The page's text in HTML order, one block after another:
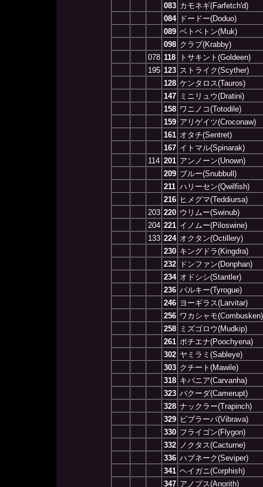
083 カモネギ(Farfetch'd)
084
ドードー(Doduo)
089 ベトベトン(Muk)
098 クラブ(Krabby)
078 118
トサキント(Goldeen)
195 123 ストライク(Scyther)
128 ケンタロス(Tauros)
147
ミニリュウ(Dratini)
158 ワニノコ(Totodile)
159 アリゲイツ(Croconaw)
161 オタチ(Sentret)
167 イトマル(Spinarak)
114 201 アンノーン(Unown)
209 ブルー(Snubbull)
211 ハリーセン(Qwilfish)
216 ヒメグマ(Teddiursa)
203 220 ウリムー(Swinub)
204 221 イノムー(Piloswine)
133 224 オクタン(Octillery)
230 キングドラ(Kingdra)
232
ドンファン(Donphan)
234 オドシシ(Stantler)
236 バルキー(Tyrogue)
246 ヨーギラス(Larvitar)
256 ワカシャモ(Combusken)
258
ミズゴロウ(Mudkip)
261 ポチエナ(Poochyena)
302 ヤミラミ(Sableye)
303 クチート(Mawile)
318 キバニア(Carvanha)
323 バクーダ(Camerupt)
328 ナックラー(Trapinch)
329 ビブラーバ(Vibrava)
330 フライゴン(Flygon)
332
ノクタス(Cacturne)
336 ハブネーク(Seviper)
341 ヘイガニ(Corphish)
347 アノプス(Anorith)